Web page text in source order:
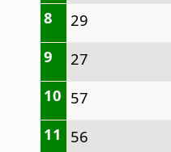
8
29
9
27
10 57
11 56